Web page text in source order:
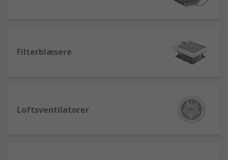
Filterblæsere
Loftsventilatorer